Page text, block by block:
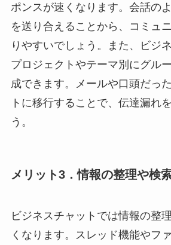
ポンスが速くなります。会話の
を送り合えることから、コミュ
りやすいでしょう。また、ビジ
プロジェクトやテーマ別にグル
成できます。メールや口頭だっ
トに移行することで、伝達漏れ
う。
メリット3．情報の整理や検
ビジネスチャットでは情報の整
くなります。スレッド機能やフ